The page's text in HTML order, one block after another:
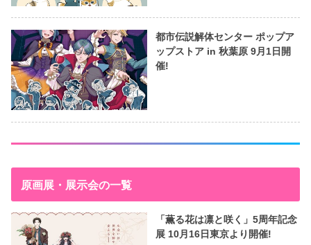
都市伝説解体センター ポップア
ップストア in 秋葉原 9月1日開
催!
原画展・展示会の一覧
「薫る花は凛と咲く」5周年記念
展 10月16日東京より開催!